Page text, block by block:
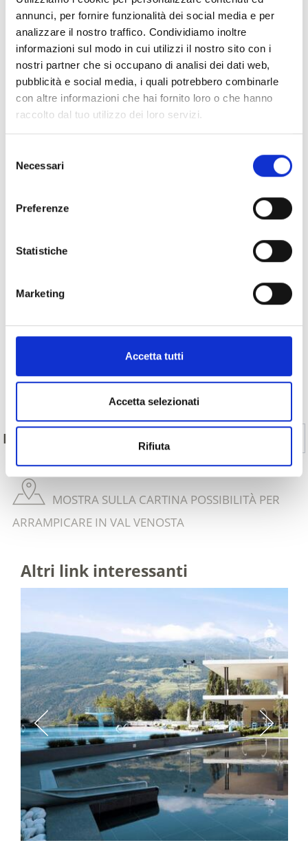
annunci, per fornire funzionalità dei social media e per
analizzare il nostro traffico. Condividiamo inoltre
informazioni sul modo in cui utilizzi il nostro sito con i
nostri partner che si occupano di analisi dei dati web,
pubblicità e social media, i quali potrebbero combinarle
con altre informazioni che hai fornito loro o che hanno
raccolto dal tuo utilizzo dei loro servizi.
delNecessari
Preferenze
Statistiche
Marketing
Accetta tutti
Accetta selezionati
Rifiuta
IL CONTENUTO VI È STATO UTILE?
MOSTRA SULLA CARTINA POSSIBILITÀ PER
ARRAMPICARE IN VAL VENOSTA
Altri link interessanti